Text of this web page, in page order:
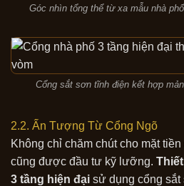
Góc nhìn tổng thể từ xa mẫu nhà
Cổng sắt sơn tĩnh điện kết hợp
2.2. Ấn Tượng Từ Cổng Ngõ
Không chỉ chăm chút cho mặt
cũng được đầu tư kỹ lưỡng.
3 tầng hiện đại sử dụng cổng